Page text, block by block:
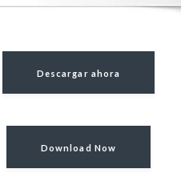
Descargar ahora
Download Now